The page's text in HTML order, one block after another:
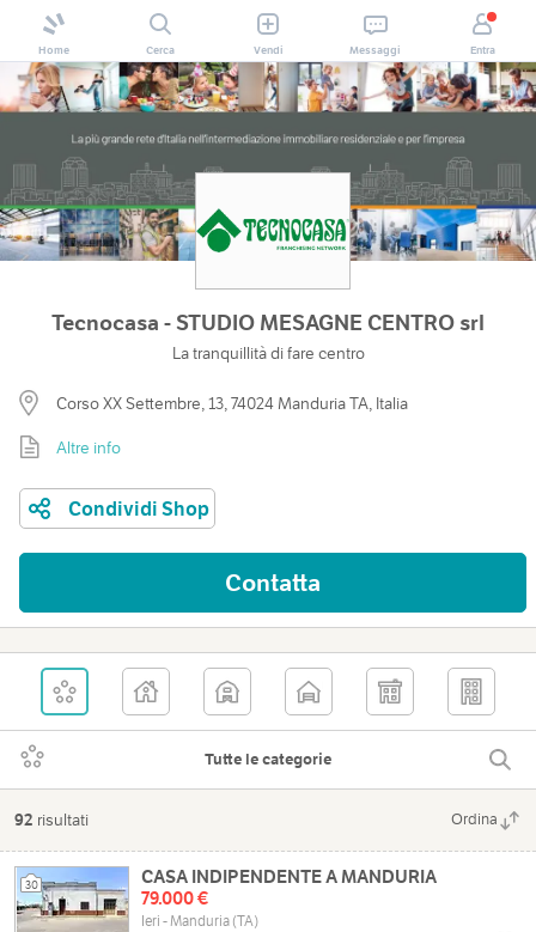
Home Cerca Vendi Messaggi Entra
Tecnocasa - STUDIO MESAGNE CENTRO srl
La tranquillità di fare centro
Corso XX Settembre, 13, 74024 Manduria TA, Italia
Altre info
Condividi Shop
Contatta
Tutte le categorie
92 risultati Ordina
30
CASA INDIPENDENTE A MANDURIA
79.000 €
Ieri - Manduria (TA)